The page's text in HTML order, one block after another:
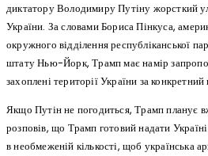
диктатору Володимиру Путіну жорсткий
України. За словами Бориса Пінкуса,
окружного відділення республіканської
штату Нью-Йорк, Трамп має намір
захоплені території України за
Якщо Путін не погодиться, Трамп планує
розповів, що Трамп готовий надати
в необмеженій кількості, щоб українська